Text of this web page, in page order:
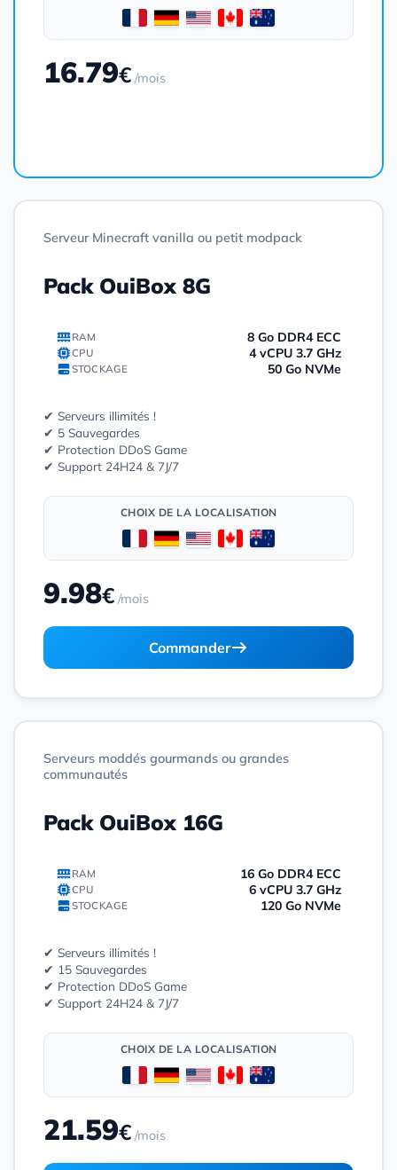
Serveur Minecraft vanilla ou petit modpack
Pack OuiBox 8G
RAM 8 Go DDR4 ECC
CPU 4 vCPU 3.7 GHz
STOCKAGE 50 Go NVMe
✔ Serveurs illimités !
✔ 5 Sauvegardes
✔ Protection DDoS Game
✔ Support 24H24 & 7J/7
CHOIX DE LA LOCALISATION
9.98€ /mois
Commander
16.79€ /mois
Serveurs moddés gourmands ou grandes
communautés
Pack OuiBox 16G
RAM 16 Go DDR4 ECC
CPU 6 vCPU 3.7 GHz
STOCKAGE 120 Go NVMe
✔ Serveurs illimités !
✔ 15 Sauvegardes
✔ Protection DDoS Game
✔ Support 24H24 & 7J/7
CHOIX DE LA LOCALISATION
21.59€ /mois